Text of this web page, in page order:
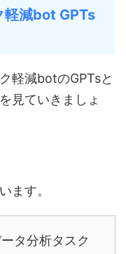
軽減bot GPTs
軽減botのGPTsと
見ていきましょ
ます。
タ分析タスク